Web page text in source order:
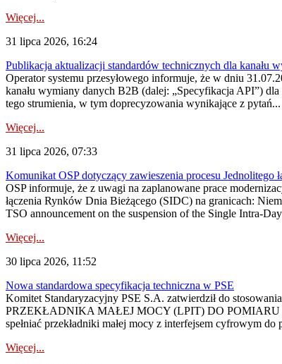
Więcej...
31 lipca 2026, 16:24
Publikacja aktualizacji standardów technicznych dla kanału
Operator systemu przesyłowego informuje, że w dniu
kanału wymiany danych B2B (dalej: „Specyfikacja API”)
tego strumienia, w tym doprecyzowania wynikające z pytań...
Więcej...
31 lipca 2026, 07:33
Komunikat OSP dotyczący zawieszenia procesu
OSP informuje, że z uwagi na zaplanowane prace
łączenia Rynków Dnia Bieżącego (SIDC) na granicach:
TSO announcement on the suspension of the Single Intra-
Więcej...
30 lipca 2026, 11:52
Nowa standardowa specyfikacja techniczna w PSE
Komitet Standaryzacyjny PSE S.A. zatwierdził do
PRZEKŁADNIKA MAŁEJ MOCY (LPIT) DO
spełniać przekładniki małej mocy z interfejsem cyfrowym
Więcej...